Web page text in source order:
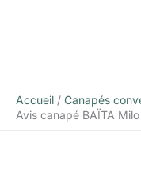
Accueil
Canapés
Avis canapé BAÏTA